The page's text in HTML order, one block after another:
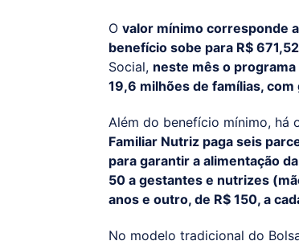
O valor mínimo corresponde
benefício sobe para R$
Social, neste mês o
19,6 milhões de famílias, com
Além do benefício mínimo, há
Familiar Nutriz paga seis
para garantir a alimentação
50 a gestantes e nutrizes
anos e outro, de R$ 150, a
No modelo tradicional do